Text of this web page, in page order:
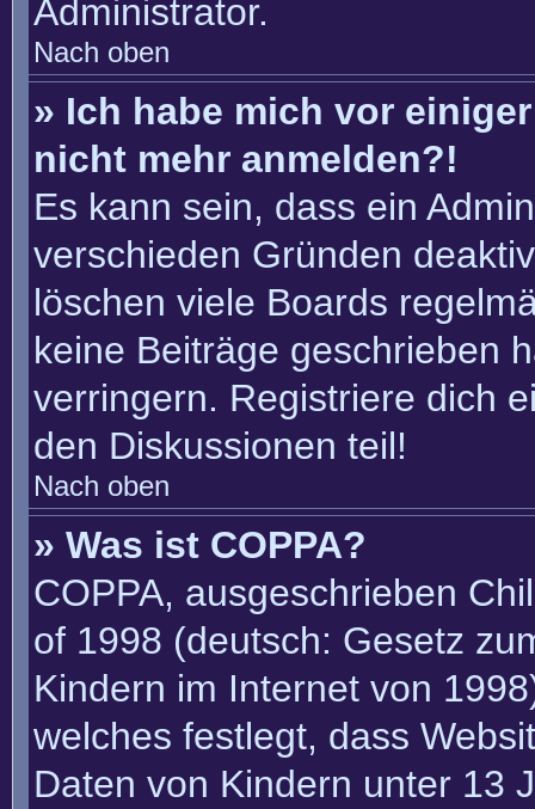
Administrator.
Nach oben
» Ich habe mich vor
nicht mehr anmelden?!
Es kann sein, dass ein
verschieden Gründen
löschen viele Boards
keine Beiträge geschrieben
verringern. Registriere dich
den Diskussionen teil!
Nach oben
» Was ist COPPA?
COPPA, ausgeschrieben
of 1998 (deutsch: Gesetz
Kindern im Internet von
welches festlegt, dass
Daten von Kindern unter 13